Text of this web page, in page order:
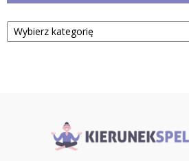
Kategorie